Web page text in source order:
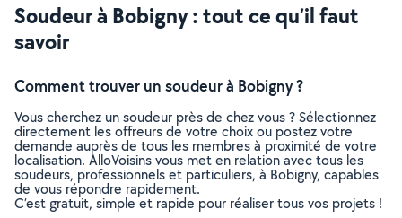
Soudeur à Bobigny : tout ce qu’il faut
savoir
Comment trouver un soudeur à Bobigny ?
Vous cherchez un soudeur près de chez vous ? Sélectionnez
directement les offreurs de votre choix ou postez votre
demande auprès de tous les membres à proximité de votre
localisation. AlloVoisins vous met en relation avec tous les
soudeurs, professionnels et particuliers, à Bobigny, capables
de vous répondre rapidement.
C’est gratuit, simple et rapide pour réaliser tous vos projets !